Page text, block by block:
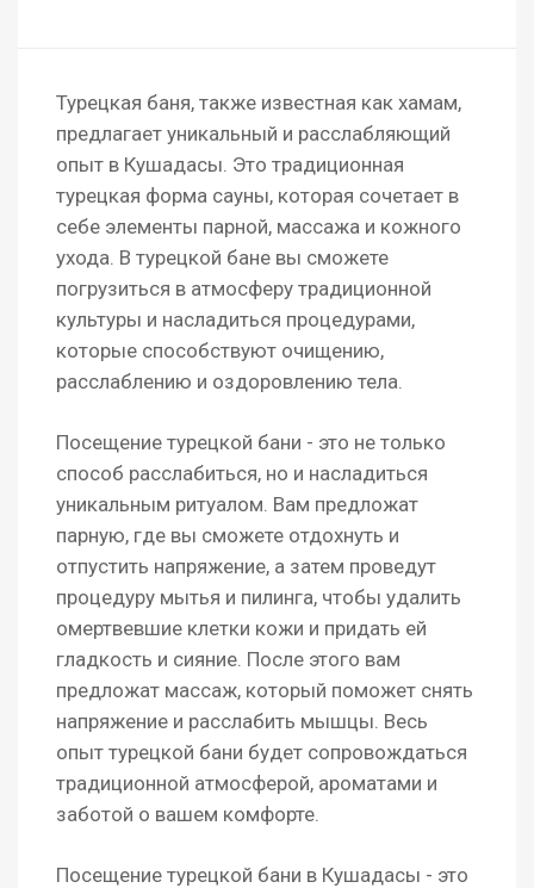
Турецкая баня, также известная как хамам,
предлагает уникальный и расслабляющий
опыт в Кушадасы. Это традиционная
турецкая форма сауны, которая сочетает в
себе элементы парной, массажа и кожного
ухода. В турецкой бане вы сможете
погрузиться в атмосферу традиционной
культуры и насладиться процедурами,
которые способствуют очищению,
расслаблению и оздоровлению тела.
Посещение турецкой бани - это не только
способ расслабиться, но и насладиться
уникальным ритуалом. Вам предложат
парную, где вы сможете отдохнуть и
отпустить напряжение, а затем проведут
процедуру мытья и пилинга, чтобы удалить
омертвевшие клетки кожи и придать ей
гладкость и сияние. После этого вам
предложат массаж, который поможет снять
напряжение и расслабить мышцы. Весь
опыт турецкой бани будет сопровождаться
традиционной атмосферой, ароматами и
заботой о вашем комфорте.
Посещение турецкой бани в Кушадасы - это